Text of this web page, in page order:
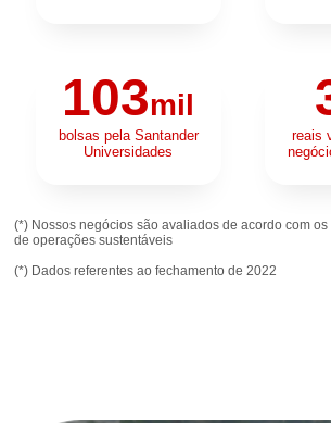
103mil
bolsas pela Santander
Universidades
reais
(*) Nossos negócios são avaliados de acordo com
de operações sustentáveis
(*) Dados referentes ao fechamento de 2022